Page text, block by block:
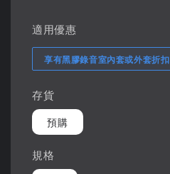
適用優惠
享有黑膠錄音室內套或外套折扣
存貨
預購
規格